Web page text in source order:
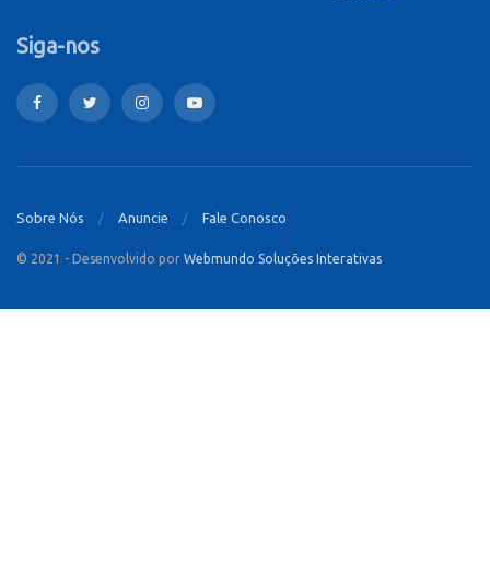
Siga-nos
Sobre Nós Anuncie Fale Conosco
© 2021 - Desenvolvido por Webmundo Soluções Interativas